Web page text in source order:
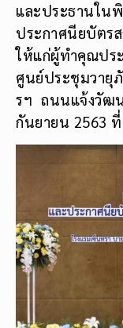
และประธานใน
ประกาศนียบัตร
ให้แก่ผู้ทำคุณปร
ศูนย์ประชุมวายุ
รฯ ถนนแจ้งวัฒ
กันยายน 2563